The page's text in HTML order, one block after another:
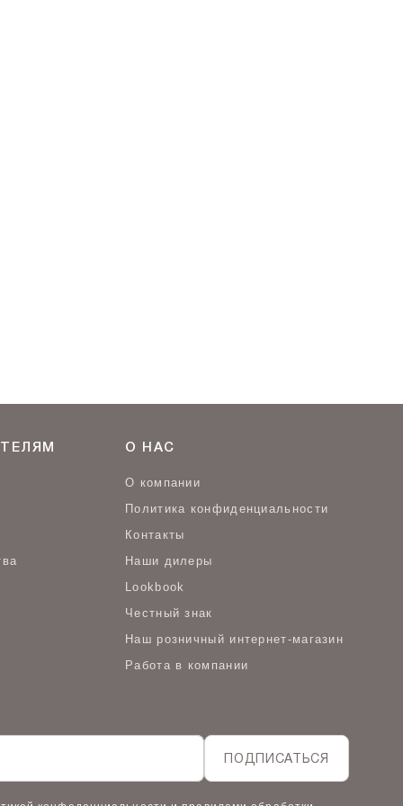
О НАС
О компании
Политика конфиденциальности
Контакты
Наши дилеры
Lookbook
Честный знак
Наш розничный интернет-магазин
Работа в компании
ПОДПИСАТЬСЯ